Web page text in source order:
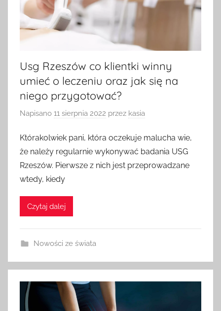
Usg Rzeszów co klientki winny
umieć o leczeniu oraz jak się na
niego przygotować?
Napisano 11 sierpnia 2022 przez kasia
Którakolwiek pani, która oczekuje malucha wie,
że należy regularnie wykonywać badania USG
Rzeszów. Pierwsze z nich jest przeprowadzane
wtedy, kiedy
Czytaj dalej
Nowości ze świata